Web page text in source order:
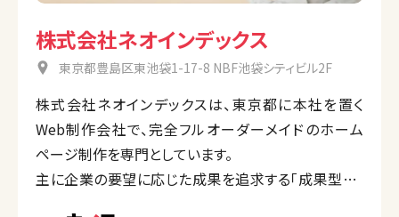
株式会社ネオインデックス
東京都豊島区東池袋1-17-8 NBF池袋シティビル2F
株式会社ネオインデックスは、東京都に本社を置く
Web制作会社で、完全フルオーダーメイドのホーム
ページ制作を専門としています。
主に企業の要望に応じた成果を追求する「成果型」の